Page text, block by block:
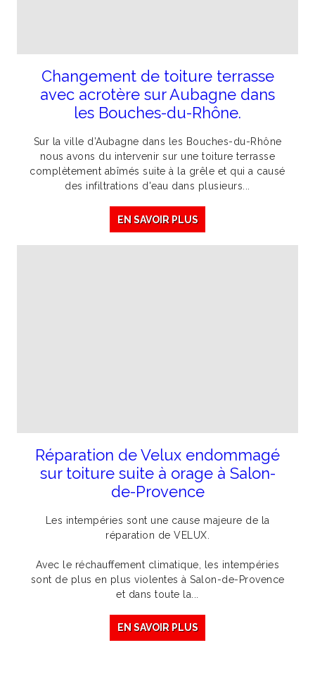
Changement de toiture terrasse
avec acrotère sur Aubagne dans
les Bouches-du-Rhône.
Sur la ville d’Aubagne dans les Bouches-du-Rhône
nous avons du intervenir sur une toiture terrasse
complètement abîmés suite à la grêle et qui a causé
des infiltrations d'eau dans plusieurs...
EN SAVOIR PLUS
Réparation de Velux endommagé
sur toiture suite à orage à Salon-
de-Provence
Les intempéries sont une cause majeure de la
réparation de VELUX.
Avec le réchauffement climatique, les intempéries
sont de plus en plus violentes à Salon-de-Provence
et dans toute la...
EN SAVOIR PLUS